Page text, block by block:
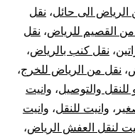
الى حائل، نقل
القصيم للرياض، نقل
، نقل كنب بالرياض،
، نقل من الرياض للخرج،
للنقل والتوصيل، وانيت
، وانيت للنقل، وانيت
لنقل العفش الرياض،